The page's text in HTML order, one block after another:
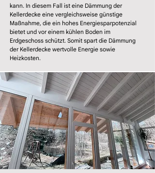
kann. In diesem Fall ist eine Dämmung der
Kellerdecke eine vergleichsweise günstige
Maßnahme, die ein hohes Energiesparpotenzial
bietet und vor einem kühlen Boden im
Erdgeschoss schützt. Somit spart die Dämmung
der Kellerdecke wertvolle Energie sowie
Heizkosten.